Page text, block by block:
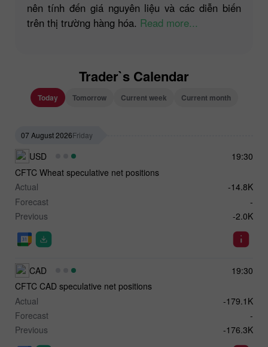
nên tính đến giá nguyên liệu và các diễn biến
trên thị trường hàng hóa. Read more...
Trader`s Calendar
Today Tomorrow Current week Current month
07 August 2026Friday
19:30
USD
CFTC Wheat speculative net positions
Actual
-14.8K
Forecast
-
Previous
-2.0K
19:30
CAD
CFTC CAD speculative net positions
Actual
-179.1K
Forecast
-
Previous
-176.3K